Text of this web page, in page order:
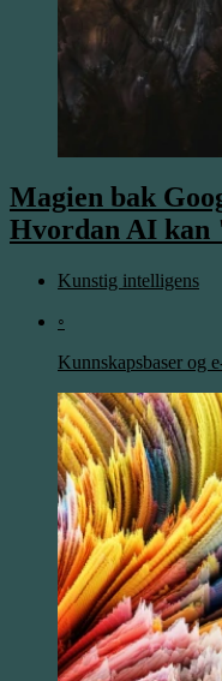
Magien bak
Hvordan AI
Kunstig intelligens
◦
Kunnskapsbaser og